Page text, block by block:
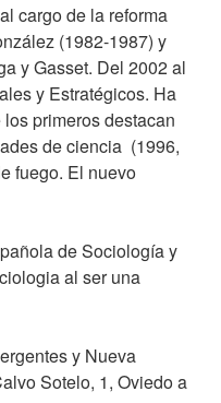
cargo de la reforma
(1982-1987) y
y Gasset. Del 2002 al
y Estratégicos. Ha
primeros destacan
de ciencia (1996,
fuego. El nuevo
de Sociología y
al ser una
y Nueva
Sotelo, 1, Oviedo a